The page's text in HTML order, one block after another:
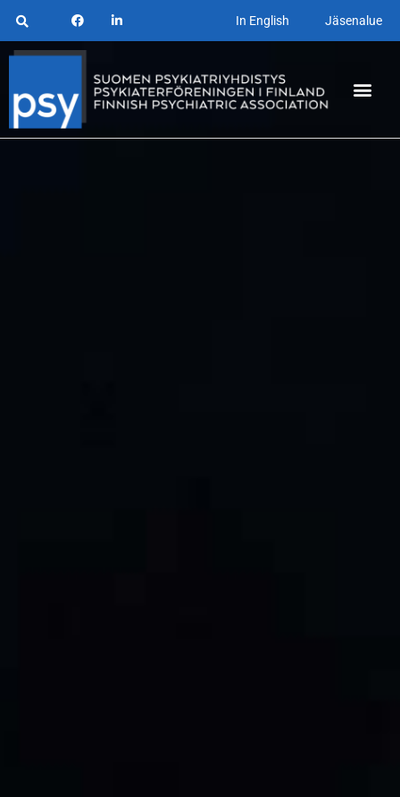
In English Jäsenalue